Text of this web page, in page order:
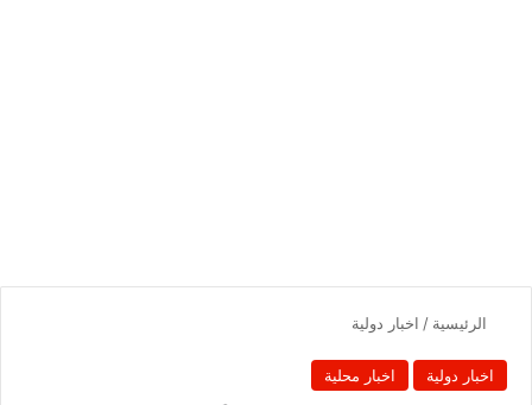
الرئيسية / اخبار دولية
اخبار دولية اخبار محلية